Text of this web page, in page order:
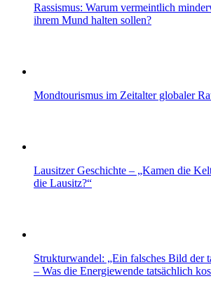
Rassismus: Warum vermeintlich
ihrem Mund halten sollen?
Mondtourismus im Zeitalter globaler
Lausitzer Geschichte – „Kamen die
die Lausitz?“
Strukturwandel: „Ein falsches Bild der
– Was die Energiewende tatsächlich